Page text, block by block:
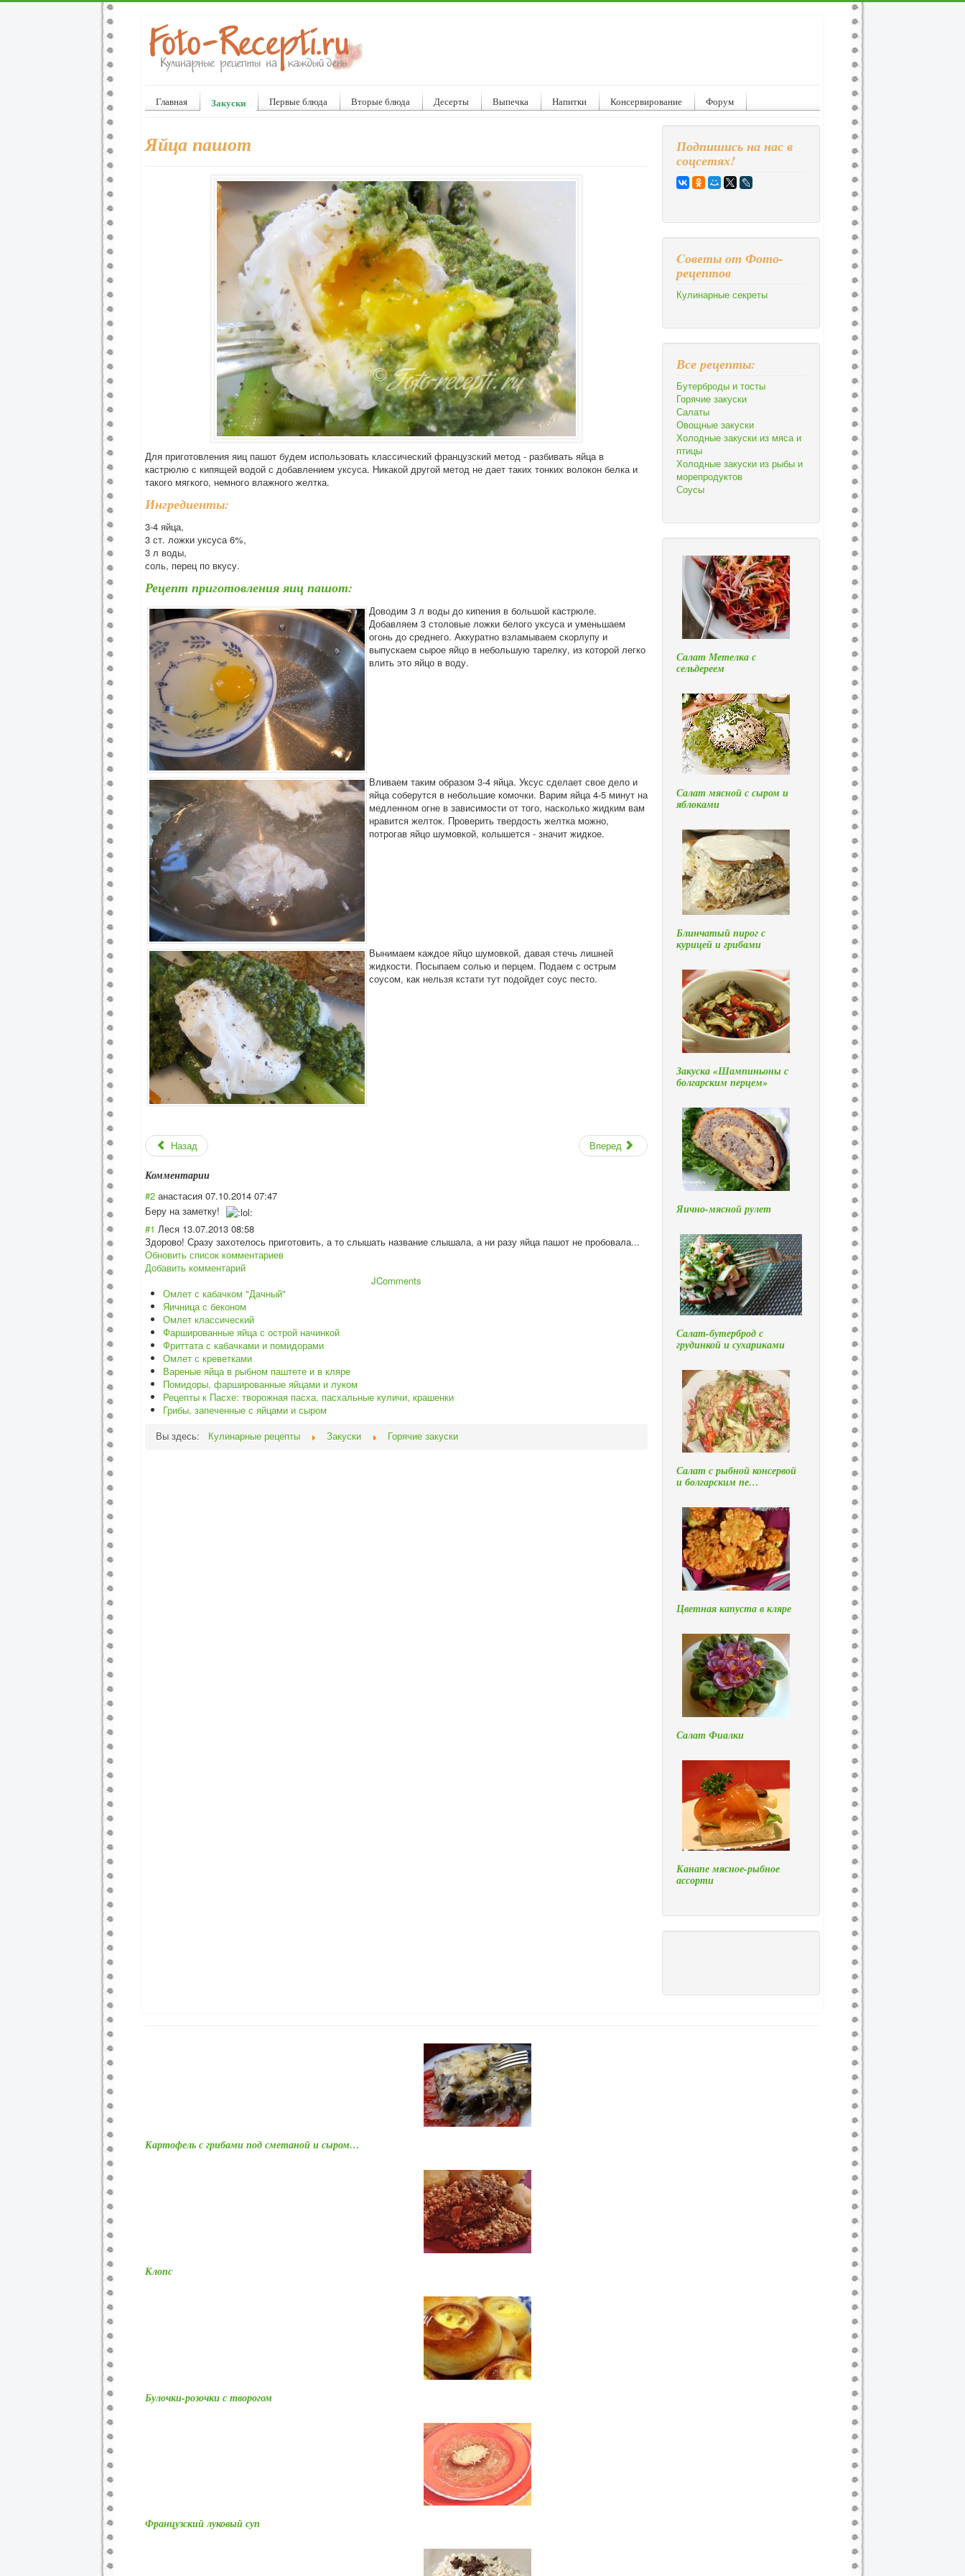
Главная Закуски Первые блюда Вторые блюда Десерты Выпечка Напитки Консервирование Форум
Яйца пашот
Для приготовления яиц пашот будем использовать классический французский метод - разбивать яйца в
кастрюлю с кипящей водой с добавлением уксуса. Никакой другой метод не дает таких тонких волокон белка и
такого мягкого, немного влажного желтка.
Ингредиенты:
3-4 яйца,
3 ст. ложки уксуса 6%,
3 л воды,
соль, перец по вкусу.
Рецепт приготовления яиц пашот:
Доводим 3 л воды до кипения в большой кастрюле.
Добавляем 3 столовые ложки белого уксуса и уменьшаем
огонь до среднего. Аккуратно взламываем скорлупу и
выпускаем сырое яйцо в небольшую тарелку, из которой легко
влить это яйцо в воду.
Вливаем таким образом 3-4 яйца. Уксус сделает свое дело и
яйца соберутся в небольшие комочки. Варим яйца 4-5 минут на
медленном огне в зависимости от того, насколько жидким вам
нравится желток. Проверить твердость желтка можно,
потрогав яйцо шумовкой, колышется - значит жидкое.
Вынимаем каждое яйцо шумовкой, давая стечь лишней
жидкости. Посыпаем солью и перцем. Подаем с острым
соусом, как нельзя кстати тут подойдет соус песто.
Назад Вперед
Комментарии
#2 анастасия 07.10.2014 07:47
Беру на заметку!
#1 Леся 13.07.2013 08:58
Здорово! Сразу захотелось приготовить, а то слышать название слышала, а ни разу яйца пашот не пробовала...
Обновить список комментариев
Добавить комментарий
JComments
Омлет с кабачком "Дачный"
Яичница с беконом
Омлет классический
Фаршированные яйца с острой начинкой
Фриттата с кабачками и помидорами
Омлет с креветками
Вареные яйца в рыбном паштете и в кляре
Помидоры, фаршированные яйцами и луком
Рецепты к Пасхе: творожная пасха, пасхальные куличи, крашенки
Грибы, запеченные с яйцами и сыром
Вы здесь:
Кулинарные рецепты Закуски Горячие закуски
Подпишись на нас в
соцсетях!
Cоветы от Фото-
рецептов
Кулинарные секреты
Все рецепты:
Бутерброды и тосты
Горячие закуски
Салаты
Овощные закуски
Холодные закуски из мяса и
птицы
Холодные закуски из рыбы и
морепродуктов
Соусы
Салат Метелка с
сельдереем
Салат мясной с сыром и
яблоками
Блинчатый пирог с
курицей и грибами
Закуска «Шампиньоны с
болгарским перцем»
Яично-мясной рулет
Салат-бутерброд с
грудинкой и сухариками
Салат с рыбной консервой
и болгарским пе…
Цветная капуста в кляре
Салат Фиалки
Канапе мясное-рыбное
ассорти
Картофель с грибами под сметаной и сыром…
Клопс
Булочки-розочки с творогом
Французский луковый суп